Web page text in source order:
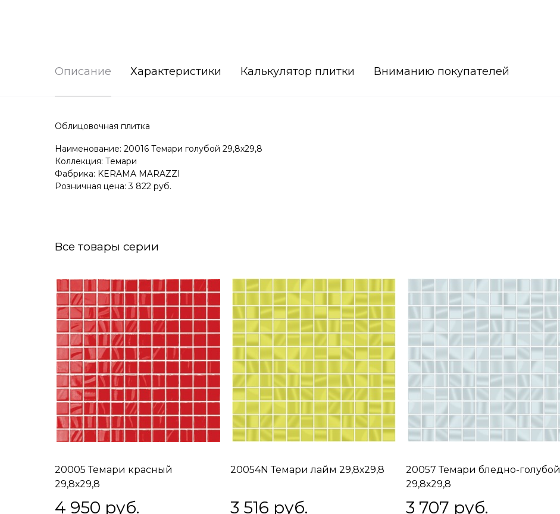
Описание Характеристики Калькулятор плитки Вниманию покупателей
Облицовочная плитка
Наименование: 20016 Темари голубой 29,8х29,8
Коллекция: Темари
Фабрика: KERAMA MARAZZI
Розничная цена: 3 822 руб.
Все товары серии
20005 Темари красный
29,8х29,8
4 950 руб.
20054N Темари лайм 29,8х29,8
3 516 руб.
20057 Темари бледно-голубой
29,8х29,8
3 707 руб.